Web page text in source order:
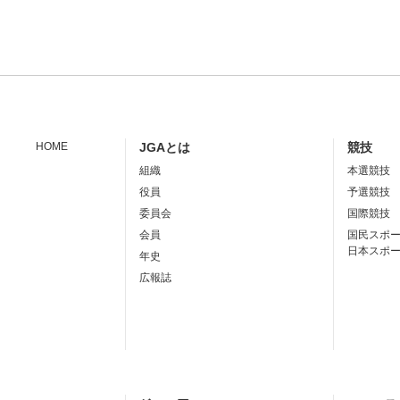
HOME JGAとは
組織
役員
委員会
会員
年史
広報誌
競技
本選競技
予選競技
国際競技
国民スポ
日本スポ